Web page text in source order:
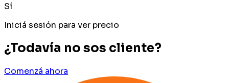
Sí
Iniciá sesión para ver precio
¿Todavía no sos cliente?
Comenzá ahora